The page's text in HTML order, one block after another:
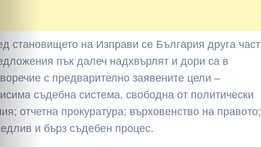
становището на Изправи се България друга част
пък далеч надхвърлят и дори са в
с предварително заявените цели –
съдебна система, свободна от политически
отчетна прокуратура; върховенство на правото;
и бърз съдебен процес.